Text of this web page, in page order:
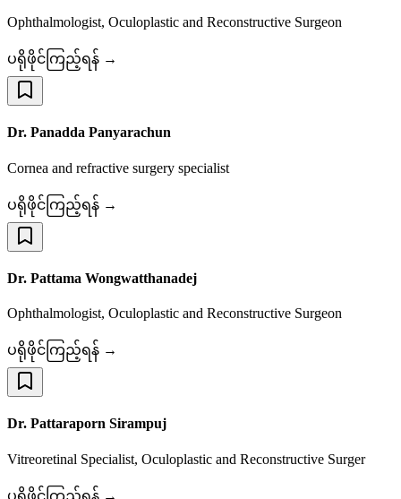
Ophthalmologist, Oculoplastic and Reconstructive Surgeon
ပရိုဖိုင်ကြည့်ရန် →
Dr. Panadda Panyarachun
Cornea and refractive surgery specialist
ပရိုဖိုင်ကြည့်ရန် →
Dr. Pattama Wongwatthanadej
Ophthalmologist, Oculoplastic and Reconstructive Surgeon
ပရိုဖိုင်ကြည့်ရန် →
Dr. Pattaraporn Sirampuj
Vitreoretinal Specialist, Oculoplastic and Reconstructive Surger
ပရိုဖိုင်ကြည့်ရန် →